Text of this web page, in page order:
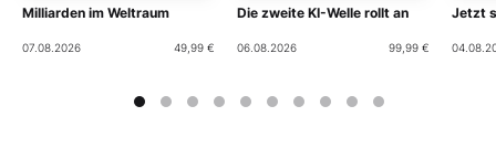
Milliarden im Weltraum
07.08.2026 49,99 €
Die zweite KI-Welle rollt an
06.08.2026 99,99 €
Jetzt